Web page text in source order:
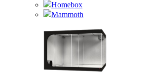
Homebox
Mammoth